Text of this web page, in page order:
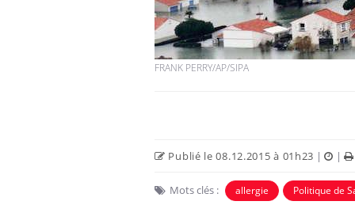
FRANK PERRY/AP/SIPA
Publié le 08.12.2015 à 01h23 | |
Mots clés : allergie Politique de